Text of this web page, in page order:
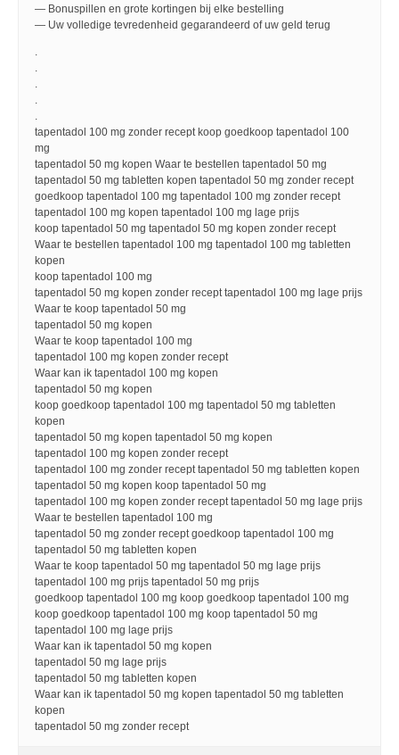
— Bonuspillen en grote kortingen bij elke bestelling
— Uw volledige tevredenheid gegarandeerd of uw geld terug
.
.
.
.
.
tapentadol 100 mg zonder recept koop goedkoop tapentadol 100
mg
tapentadol 50 mg kopen Waar te bestellen tapentadol 50 mg
tapentadol 50 mg tabletten kopen tapentadol 50 mg zonder recept
goedkoop tapentadol 100 mg tapentadol 100 mg zonder recept
tapentadol 100 mg kopen tapentadol 100 mg lage prijs
koop tapentadol 50 mg tapentadol 50 mg kopen zonder recept
Waar te bestellen tapentadol 100 mg tapentadol 100 mg tabletten
kopen
koop tapentadol 100 mg
tapentadol 50 mg kopen zonder recept tapentadol 100 mg lage prijs
Waar te koop tapentadol 50 mg
tapentadol 50 mg kopen
Waar te koop tapentadol 100 mg
tapentadol 100 mg kopen zonder recept
Waar kan ik tapentadol 100 mg kopen
tapentadol 50 mg kopen
koop goedkoop tapentadol 100 mg tapentadol 50 mg tabletten
kopen
tapentadol 50 mg kopen tapentadol 50 mg kopen
tapentadol 100 mg kopen zonder recept
tapentadol 100 mg zonder recept tapentadol 50 mg tabletten kopen
tapentadol 50 mg kopen koop tapentadol 50 mg
tapentadol 100 mg kopen zonder recept tapentadol 50 mg lage prijs
Waar te bestellen tapentadol 100 mg
tapentadol 50 mg zonder recept goedkoop tapentadol 100 mg
tapentadol 50 mg tabletten kopen
Waar te koop tapentadol 50 mg tapentadol 50 mg lage prijs
tapentadol 100 mg prijs tapentadol 50 mg prijs
goedkoop tapentadol 100 mg koop goedkoop tapentadol 100 mg
koop goedkoop tapentadol 100 mg koop tapentadol 50 mg
tapentadol 100 mg lage prijs
Waar kan ik tapentadol 50 mg kopen
tapentadol 50 mg lage prijs
tapentadol 50 mg tabletten kopen
Waar kan ik tapentadol 50 mg kopen tapentadol 50 mg tabletten
kopen
tapentadol 50 mg zonder recept